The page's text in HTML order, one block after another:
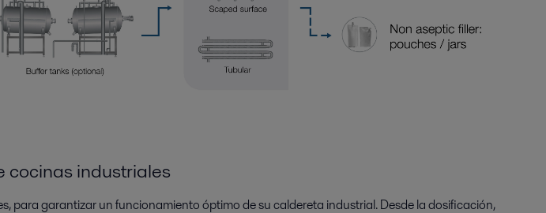
cocinas industriales
para garantizar un funcionamiento óptimo de su caldereta industrial. Desde la dosificación,